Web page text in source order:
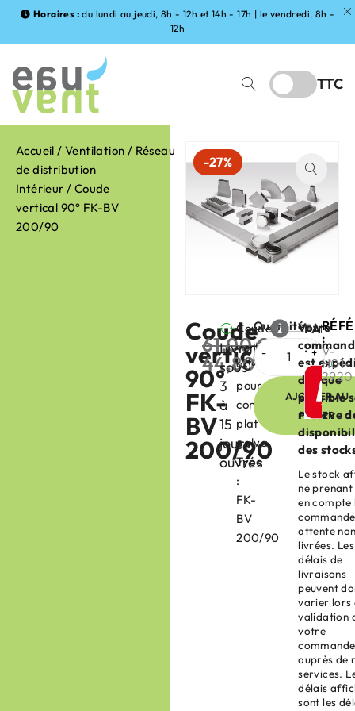
Horaires : du lundi au jeudi, 8h - 12h et 14h - 17h | le vendredi, 8h -
12h
TTC
Accueil /Ventilation / Réseau
de distribution
Intérieur / Coude
vertical 90° FK-BV
200/90
-27%
Coude
vertical
90°
FK-
BV
200/90
61,00€
44,80
Livraison
sous
3
à
15
jours
ouvrés
Coude
vertical
90°
pour
conduit
plat
galva
Type
:
FK-
BV
200/90
Quantité
AJOUTER AU
PANIER
Votre
est
dès que
possible
réserve
des
Le stock
ne
en compte
attente
livrées. Les
délais de
livraisons
peuvent
varier lors
validation
votre
commande
auprès de
services.
délais
sont les
:
:
V-
H01-
2920